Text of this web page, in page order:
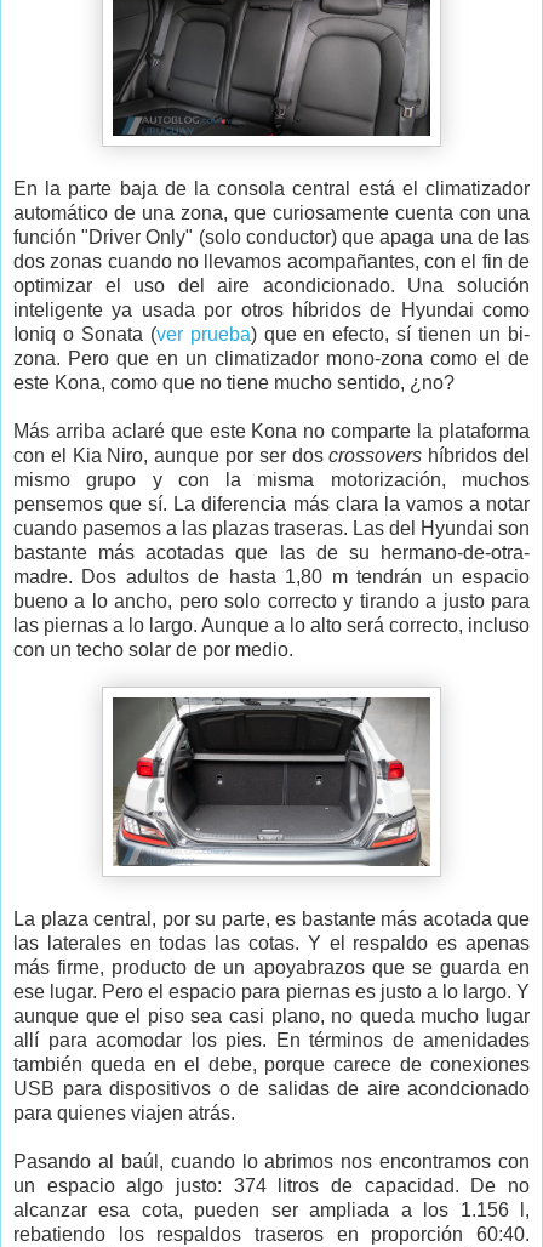
En la parte baja de la consola central está el climatizador
automático de una zona, que curiosamente cuenta con una
función "Driver Only" (solo conductor) que apaga una de las
dos zonas cuando no llevamos acompañantes, con el fin de
optimizar el uso del aire acondicionado. Una solución
inteligente ya usada por otros híbridos de Hyundai como
Ioniq o Sonata (ver prueba) que en efecto, sí tienen un bi-
zona. Pero que en un climatizador mono-zona como el de
este Kona, como que no tiene mucho sentido, ¿no?
Más arriba aclaré que este Kona no comparte la plataforma
con el Kia Niro, aunque por ser doscrossovers híbridos del
mismo grupo y con la misma motorización, muchos
pensemos que sí. La diferencia más clara la vamos a notar
cuando pasemos a las plazas traseras. Las del Hyundai son
bastante más acotadas que las de su hermano-de-otra-
madre. Dos adultos de hasta 1,80 m tendrán un espacio
bueno a lo ancho, pero solo correcto y tirando a justo para
las piernas a lo largo. Aunque a lo alto será correcto, incluso
con un techo solar de por medio.
La plaza central, por su parte, es bastante más acotada que
las laterales en todas las cotas. Y el respaldo es apenas
más firme, producto de un apoyabrazos que se guarda en
ese lugar. Pero el espacio para piernas es justo a lo largo. Y
aunque que el piso sea casi plano, no queda mucho lugar
allí para acomodar los pies. En términos de amenidades
también queda en el debe, porque carece de conexiones
USB para dispositivos o de salidas de aire acondcionado
para quienes viajen atrás.
Pasando al baúl, cuando lo abrimos nos encontramos con
un espacio algo justo: 374 litros de capacidad. De no
alcanzar esa cota, pueden ser ampliada a los 1.156 l,
rebatiendo los respaldos traseros en proporción 60:40.